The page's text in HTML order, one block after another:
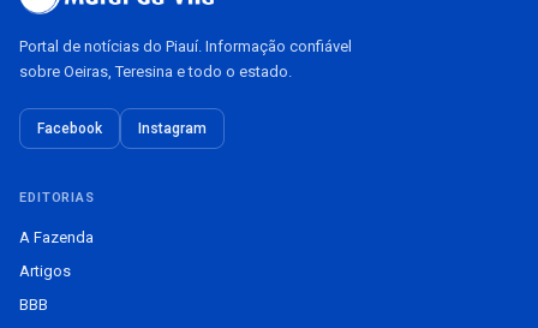
Portal de notícias do Piauí. Informação confiável
sobre Oeiras, Teresina e todo o estado.
Facebook Instagram
EDITORIAS
A Fazenda
Artigos
BBB